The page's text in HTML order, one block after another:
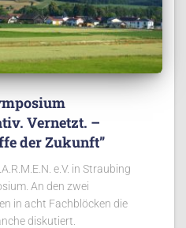
Vernetzt. –
der Zukunft”
e.V. in Straubing
An den zwei
in acht Fachblöcken die
diskutiert.